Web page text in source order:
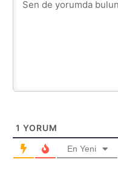
1 YORUM
En Yeni